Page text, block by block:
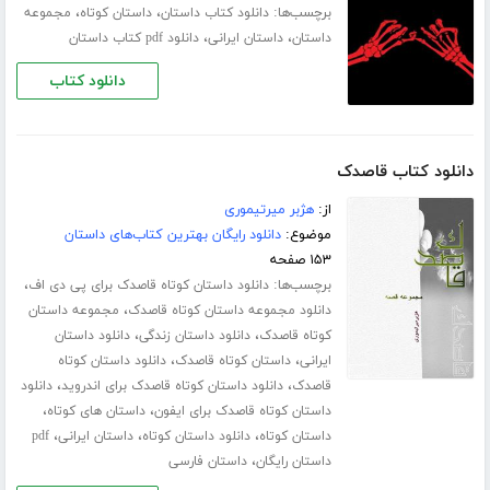
برچسب‌ها:دانلود کتاب داستان،داستان کوتاه، مجموعه
داستان،داستان ایرانی،دانلود pdf کتاب داستان
دانلود کتاب
دانلود کتاب قاصدک
از:هژبر میرتیموری
موضوع:دانلود رایگان بهترین کتاب‌های داستان
۱۵۳ صفحه
برچسب‌ها:دانلود داستان کوتاه قاصدک برای پی دی اف،
دانلود مجموعه داستان کوتاه قاصدک، مجموعه داستان
کوتاه قاصدک،دانلود داستان زندگی،دانلود داستان
ایرانی،داستان کوتاه قاصدک،دانلود داستان کوتاه
قاصدک،دانلود داستان کوتاه قاصدک برای اندروید،دانلود
داستان کوتاه قاصدک برای ایفون،داستان های کوتاه،
داستان کوتاه،دانلود داستان کوتاه،داستان ایرانی،pdf
داستان رایگان،داستان فارسی